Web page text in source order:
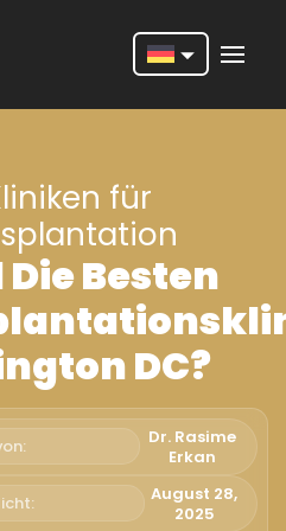
Français
Deutsch
Português
Español
Türkçe
Italiano
Română
für
Besten
DC?
Dr. Rasime
Erkan
August 28,
2025